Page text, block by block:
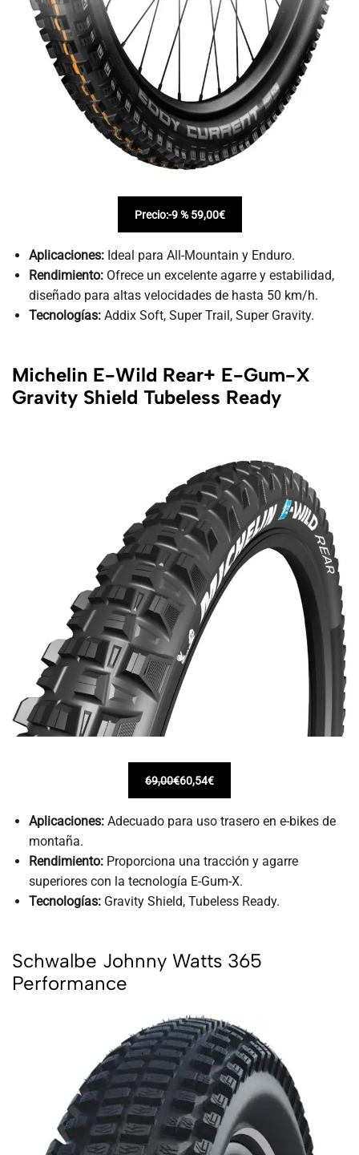
Precio:-9 % 59,00€
Aplicaciones:Ideal para All-Mountain y Enduro.
Rendimiento:Ofrece un excelente agarre y estabilidad,
diseñado para altas velocidades de hasta 50 km/h.
Tecnologías:Addix Soft, Super Trail, Super Gravity.
Michelin E-Wild Rear+ E-Gum-X
Gravity Shield Tubeless Ready
69,00€60,54€
Aplicaciones:Adecuado para uso trasero en e-bikes de
montaña.
Rendimiento:Proporciona una tracción y agarre
superiores con la tecnología E-Gum-X.
Tecnologías:Gravity Shield, Tubeless Ready.
Schwalbe Johnny Watts 365
Performance